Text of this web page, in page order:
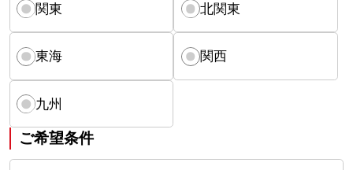
関東 北関東
東海 関西
九州
ご希望条件